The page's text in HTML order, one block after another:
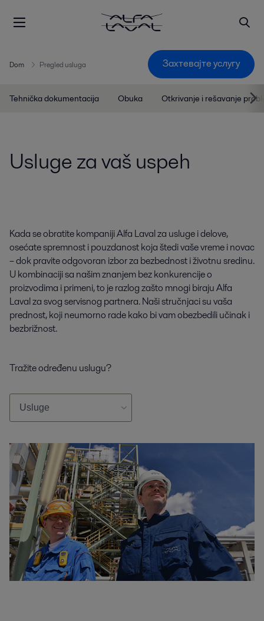
Dom Pregled usluga Захтевајте услугу
Tehnička dokumentacija Obuka Otkrivanje i rešavanje
Usluge za vaš uspeh
Kada se obratite kompaniji Alfa Laval za usluge i delove,
osećate spremnost i pouzdanost koja štedi vaše vreme i novac
– dok pravite odgovoran izbor za bezbednost i životnu sredinu.
U kombinaciji sa našim znanjem bez konkurencije o
proizvodima i primeni, to je razlog zašto mnogi biraju Alfa
Laval za svog servisnog partnera. Naši stručnjaci su vaša
prednost, koji neumorno rade kako bi vam obezbedili učinak i
bezbrižnost.
Tražite određenu uslugu?